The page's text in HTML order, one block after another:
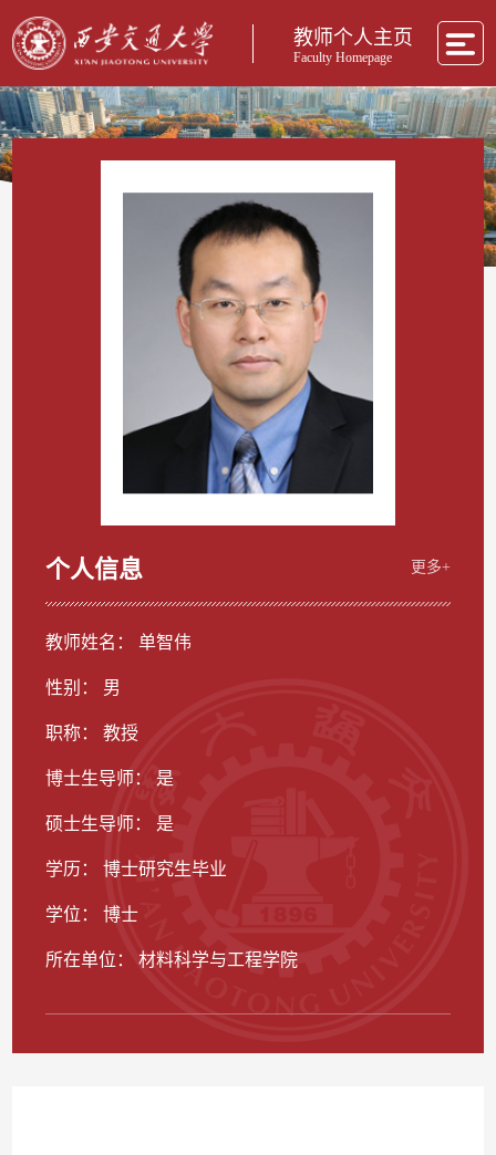
教师个人主页
Faculty Homepage
个人信息 更多+
教师姓名： 单智伟
性别： 男
职称： 教授
博士生导师： 是
硕士生导师： 是
学历： 博士研究生毕业
学位： 博士
所在单位： 材料科学与工程学院